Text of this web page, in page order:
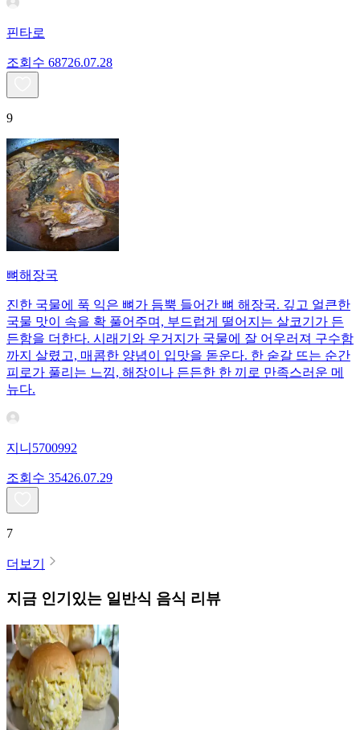
핀타로
조회수 68726.07.28
9
뼈해장국
진한 국물에 푹 익은 뼈가 듬뿍 들어간 뼈 해장국. 깊고 얼큰한
국물 맛이 속을 확 풀어주며, 부드럽게 떨어지는 살코기가 든
든함을 더한다. 시래기와 우거지가 국물에 잘 어우러져 구수함
까지 살렸고, 매콤한 양념이 입맛을 돋운다. 한 숟갈 뜨는 순간
피로가 풀리는 느낌, 해장이나 든든한 한 끼로 만족스러운 메
뉴다.
지니5700992
조회수 35426.07.29
7
더보기
지금 인기있는 일반식 음식 리뷰